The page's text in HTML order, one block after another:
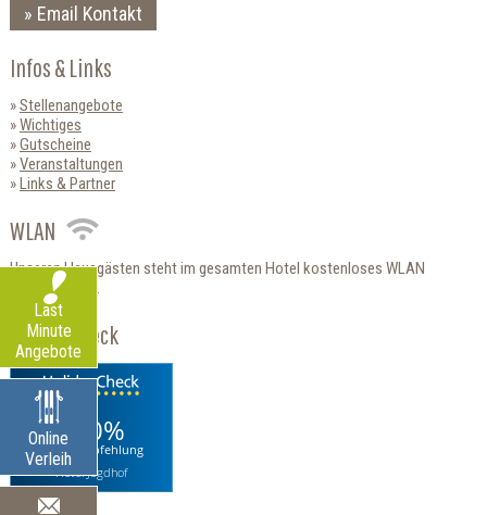
Email Kontakt
Infos & Links
Stellenangebote
Wichtiges
Gutscheine
Veranstaltungen
Links & Partner
WLAN
Unseren Hausgästen steht im gesamten Hotel kostenloses WLAN
zur Verfügung.
HolidayCheck
100%
Weiterempfehlung
Hotel Jagdhof
Online
Verleih
Last
Minute
Angebote